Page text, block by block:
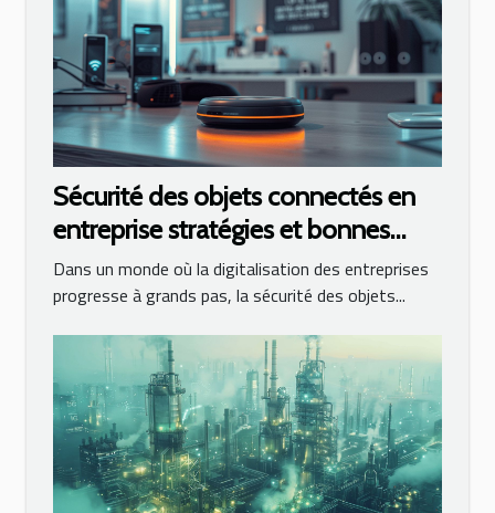
Sécurité des objets connectés en
entreprise stratégies et bonnes
pratiques
Dans un monde où la digitalisation des entreprises
progresse à grands pas, la sécurité des objets...